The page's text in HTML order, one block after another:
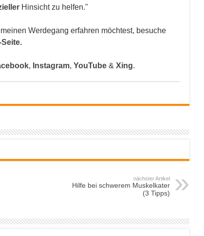
Hinsicht zu helfen."
Werdegang erfahren möchtest, besuche
.
, Instagram, YouTube& Xing.
nächster Artikel
Hilfe bei schwerem Muskelkater
(3 Tipps)